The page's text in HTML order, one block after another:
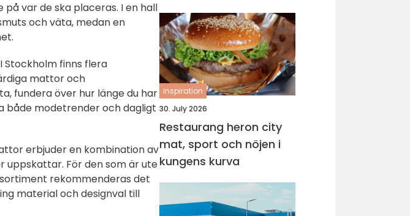
var de ska placeras. I en hall
och väta, medan en
finns flera
mattor och
fundera över hur länge du har
både modetrender och dagligt
erbjuder en kombination av
För den som är ute
rekommenderas det
material och designval till
inspiration
30. July 2026
Restaurang heron city
mat, sport och nöjen i
kungens kurva